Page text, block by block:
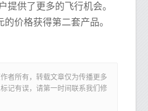
提供了更多的飞行机会。
价格获得第二套产品。
者所有，转载文章仅为传播更多
记有误，请第一时间联系我们修